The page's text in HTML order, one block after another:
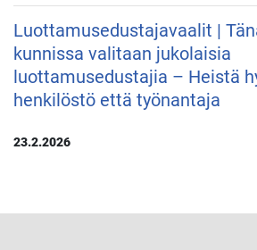
Luottamusedustajavaalit |
kunnissa valitaan jukolaisia
luottamusedustajia – Heistä
henkilöstö että työnantaja
23.2.2026